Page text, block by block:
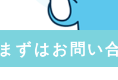
まずはお問い